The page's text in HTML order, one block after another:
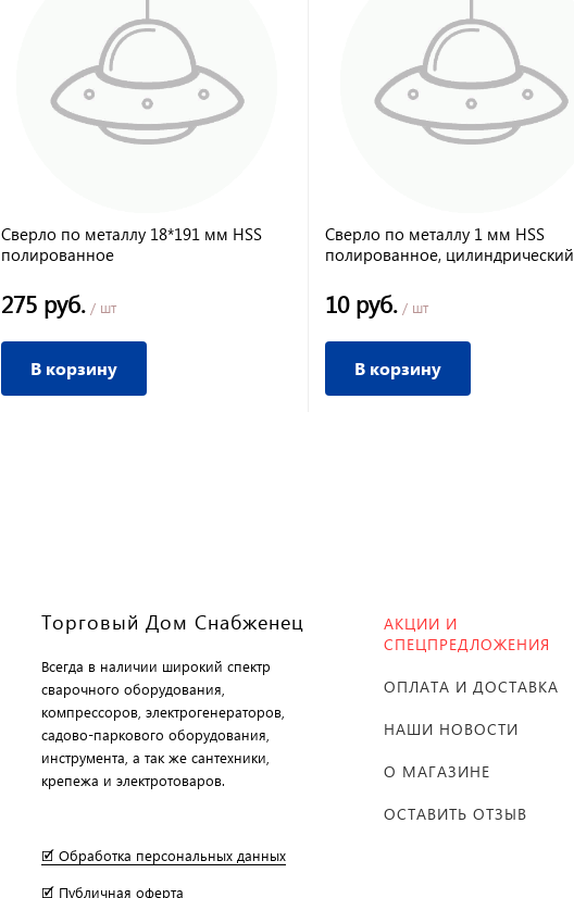
Сверло по металлу 18*191 мм HSS
полированное
275 руб. / шт
В корзину
Сверло по металлу 1 мм НSS
полированное, цилиндрический
10 руб. / шт
В корзину
Торговый Дом Снабженец
Всегда в наличии широкий спектр
сварочного оборудования,
компрессоров, электрогенераторов,
садово-паркового оборудования,
инструмента, а так же сантехники,
крепежа и электротоваров.
🗹 Обработка персональных данных
🗹 Публичная оферта
АКЦИИ И
СПЕЦПРЕДЛОЖЕНИЯ
ОПЛАТА И ДОСТАВКА
НАШИ НОВОСТИ
О МАГАЗИНЕ
ОСТАВИТЬ ОТЗЫВ